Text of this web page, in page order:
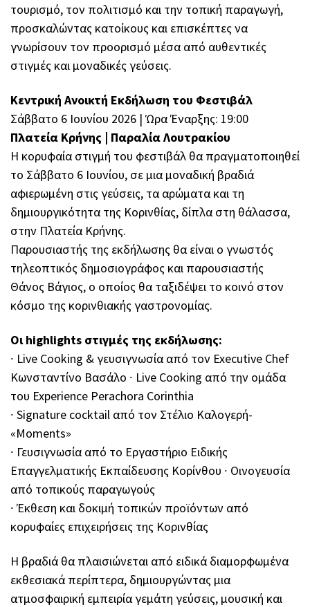
τουρισμό, τον πολιτισμό και την τοπική παραγωγή,
προσκαλώντας κατοίκους και επισκέπτες να
γνωρίσουν τον προορισμό μέσα από αυθεντικές
στιγμές και μοναδικές γεύσεις.
Κεντρική Ανοικτή Εκδήλωση του Φεστιβάλ
Σάββατο 6 Ιουνίου 2026 | Ώρα Έναρξης: 19:00
Πλατεία Κρήνης | Παραλία Λουτρακίου
Η κορυφαία στιγμή του φεστιβάλ θα πραγματοποιηθεί
το Σάββατο 6 Ιουνίου, σε μια μοναδική βραδιά
αφιερωμένη στις γεύσεις, τα αρώματα και τη
δημιουργικότητα της Κορινθίας, δίπλα στη θάλασσα,
στην Πλατεία Κρήνης.
Παρουσιαστής της εκδήλωσης θα είναι ο γνωστός
τηλεοπτικός δημοσιογράφος και παρουσιαστής
Θάνος Βάγιος, ο οποίος θα ταξιδέψει το κοινό στον
κόσμο της κορινθιακής γαστρονομίας.
Οι highlights στιγμές της εκδήλωσης:
∙ Live Cooking & γευσιγνωσία από τον Executive Chef
Κωνσταντίνο Βασάλο ∙ Live Cooking από την ομάδα
του Experience Perachora Corinthia
∙ Signature cocktail από τον Στέλιο Καλογερή-
«Moments»
∙ Γευσιγνωσία από το Εργαστήριο Ειδικής
Επαγγελματικής Εκπαίδευσης Κορίνθου ∙ Οινογευσία
από τοπικούς παραγωγούς
∙ Έκθεση και δοκιμή τοπικών προϊόντων από
κορυφαίες επιχειρήσεις της Κορινθίας
Η βραδιά θα πλαισιώνεται από ειδικά διαμορφωμένα
εκθεσιακά περίπτερα, δημιουργώντας μια
ατμοσφαιρική εμπειρία γεμάτη γεύσεις, μουσική και